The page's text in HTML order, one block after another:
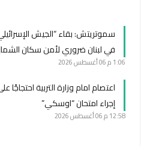
سموتريتش: بقاء “الجيش
في لبنان ضروري لأمن سكان
1:06 م 06 أغسطس 2026
اعتصام امام وزارة التربية احتجاجًا
إجراء امتحان “اوسكي”
12:58 م 06 أغسطس 2026